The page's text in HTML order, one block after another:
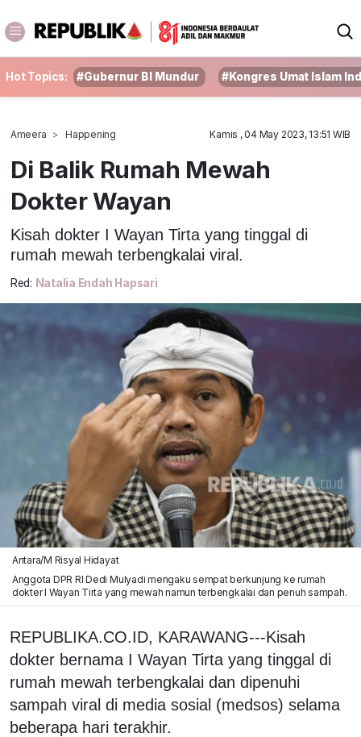
Hot Topics: #Gubernur BI Mundur #Kongres Umat Islam
Ameera Happening Kamis , 04 May 2023, 13:51 WIB
Di Balik Rumah Mewah
Dokter Wayan
Kisah dokter I Wayan Tirta yang tinggal di
rumah mewah terbengkalai viral.
Red: Natalia Endah Hapsari
Antara/M Risyal Hidayat
Anggota DPR RI Dedi Mulyadi mengaku sempat berkunjung ke rumah
dokter I Wayan Tirta yang mewah namun terbengkalai dan penuh sampah.
REPUBLIKA.CO.ID, KARAWANG---Kisah
dokter bernama I Wayan Tirta yang tinggal di
rumah mewah terbengkalai dan dipenuhi
sampah viral di media sosial (medsos) selama
beberapa hari terakhir.